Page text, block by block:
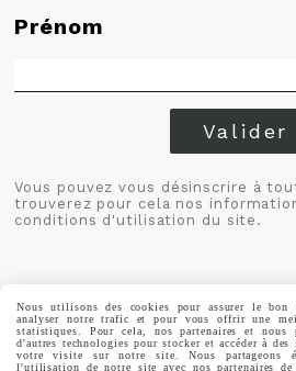
Prénom
Valider
Vous pouvez vous désinscrire à
trouverez pour cela nos
conditions d'utilisation du site.
MENTIONS LÉGALES
CONDITIONS
POLITIQUE DE CONFIDENTIALITÉ
Nous utilisons des cookies pour assurer le bon
analyser notre trafic et pour vous offrir une
statistiques. Pour cela, nos partenaires et nous
d'autres technologies pour stocker et accéder à
votre visite sur notre site. Nous partageons
l'utilisation de notre site avec nos partenaires